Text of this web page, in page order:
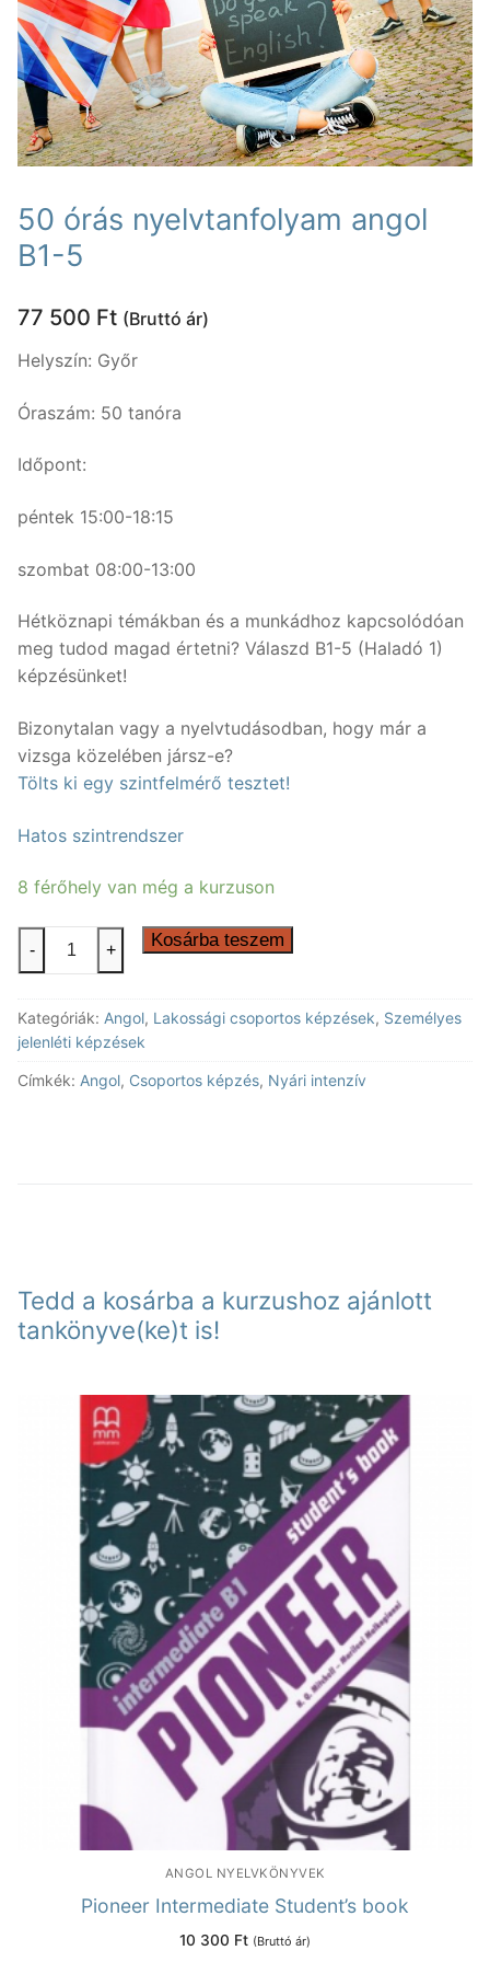
Nyelvtanfolyamok
Lakossági nyelvtanfolyamok
Egyéni nyelvi képzés
Szaknyelvi nyelvtanfolyamok
Vállalati nyelvtanfolyamok
Újlatin és orosz nyelv
Nyelvvizsgák
Rólunk
Kapcsolat
Blog
Módszertani központ
50 órás nyelvtanfolyam angol
B1-5
77 500 Ft (Bruttó ár)
Helyszín: Győr
Óraszám: 50 tanóra
Időpont:
péntek 15:00-18:15
szombat 08:00-13:00
Hétköznapi témákban és a munkádhoz kapcsolódóan
meg tudod magad értetni? Válaszd B1-5 (Haladó 1)
képzésünket!
Bizonytalan vagy a nyelvtudásodban, hogy már a
vizsga közelében jársz-e?
Tölts ki egy szintfelmérő tesztet!
Hatos szintrendszer
8 férőhely van még a kurzuson
angol
B1-
5
- + Kosárba teszem
Kategóriák: Angol, Lakossági csoportos képzések, Személyes
jelenléti képzések
Címkék: Angol, Csoportos képzés, Nyári intenzív
Tedd a kosárba a kurzushoz ajánlott
tankönyve(ke)t is!
ANGOL NYELVKÖNYVEK
Pioneer Intermediate Student’s book
10 300 Ft (Bruttó ár)